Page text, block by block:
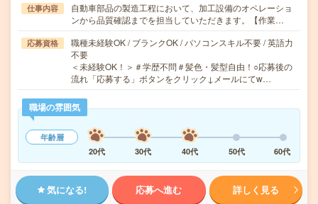
仕事内容
自動車部品の製造工程において、加工設備のオペレーショ
ンから品質確認までを担当していただきます。【作業…
応募資格
職種未経験OK / ブランクOK / パソコンスキル不要 / 英語力
不要
＜未経験OK！＞＃学歴不問＃髪色・髪型自由！○応募後の
流れ「応募する」ボタンをクリック↓メールにてw…
職場の雰囲気
年齢層
20代
30代 40代 50代 60代
気になる! 応募へ進む 詳しく見る